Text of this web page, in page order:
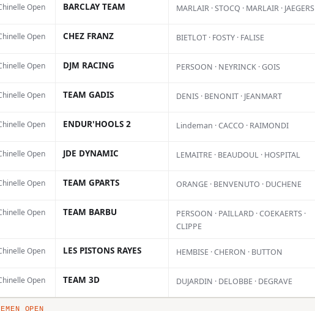
Open BARCLAY TEAM MARLAIR · STOCQ · MARLAIR · JAEGERS
Open CHEZ FRANZ BIETLOT · FOSTY · FALISE
Open DJM RACING PERSOON · NEYRINCK · GOIS
Open TEAM GADIS DENIS · BENONIT · JEANMART
Open ENDUR'HOOLS 2 Lindeman · CACCO · RAIMONDI
Open JDE DYNAMIC LEMAITRE · BEAUDOUL · HOSPITAL
Open TEAM GPARTS ORANGE · BENVENUTO · DUCHENE
Open TEAM BARBU
PERSOON · PAILLARD · COEKAERTS ·
CLIPPE
Open LES PISTONS RAYES HEMBISE · CHERON · BUTTON
Open TEAM 3D DUJARDIN · DELOBBE · DEGRAVE
OPEN
17 et 18 octobre 2026.
plus tard, les pilotes prendront la
Plage pour la deuxième manche,
à l’occasion de la célèbre Ronde
par le Moto-Club du Littoral.
poursuivra ensuite sa tournée
passages à Saint-Léger-de-Balson,
au Touquet. La date de
annoncée prochainement par le
Les